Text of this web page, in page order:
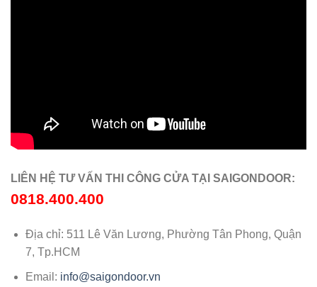
LIÊN HỆ TƯ VẤN THI CÔNG CỬA TẠI SAIGONDOOR:
0818.400.400
Địa chỉ: 511 Lê Văn Lương, Phường Tân Phong, Quận
7, Tp.HCM
Email: info@saigondoor.vn